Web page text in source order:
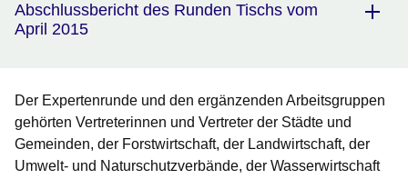
Abschlussbericht des Runden Tischs vom
April 2015
Der Expertenrunde und den ergänzenden Arbeitsgruppen
gehörten Vertreterinnen und Vertreter der Städte und
Gemeinden, der Forstwirtschaft, der Landwirtschaft, der
Umwelt- und Naturschutzverbände, der Wasserwirtschaft